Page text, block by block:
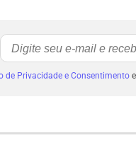
de Privacidade e Consentimentoe